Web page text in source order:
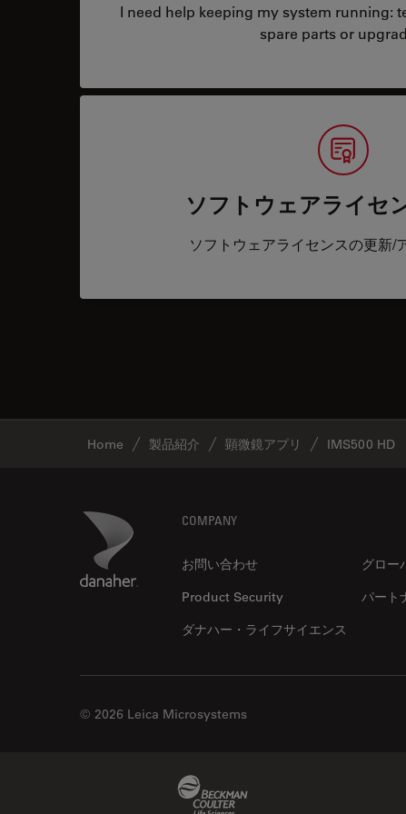
I need help keeping my system running:
spare parts or
ソフトウェアライセ
ソフトウェアライセンスの更新/
Home 製品紹介 顕微鏡アプリ IMS500 HD
Danaher Logo COMPANY
お問い合わせ
グロー
Product Security
パート
ダナハー・ライフサイエンス
© 2026 Leica Microsystems